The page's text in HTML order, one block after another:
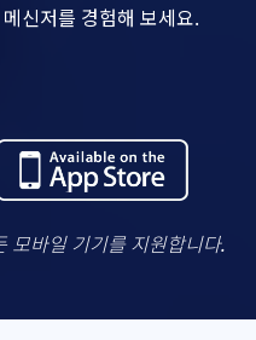
신저를 경험해 보세요.
바일 기기를 지원합니다.